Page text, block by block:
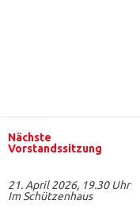
Nächste
Vorstandssitzung
21. April 2026, 19.30 Uhr
Im Schützenhaus